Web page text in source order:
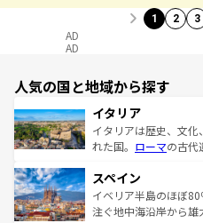
1 2 3
AD
AD
人気の国と地域から探す
イタリア
イタリアは歴史、文
れた国。 ローマの古代
ろん、トスカーナの美
景など、自然景観も
ピザやパスタなど、絶
スペイン
イベリア半島のほぼ
注ぐ地中海沿岸から雄